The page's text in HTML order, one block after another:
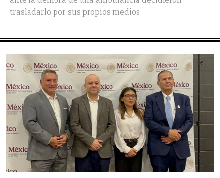
trasladarlo por sus propios medios